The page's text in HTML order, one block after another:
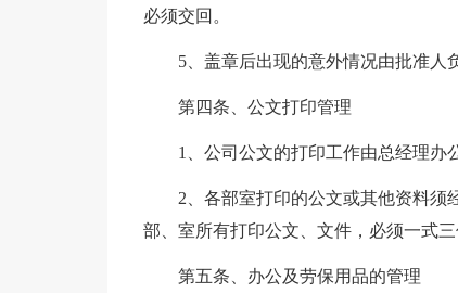
必须交回。
5、盖章后出现的意外情况由批准人
第四条、公文打印管理
1、公司公文的打印工作由总经理办
2、各部室打印的公文或其他资料须
部、室所有打印公文、文件，必须一式
第五条、办公及劳保用品的管理